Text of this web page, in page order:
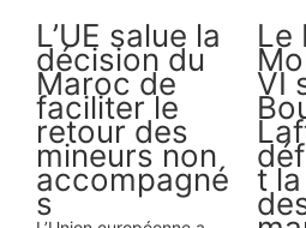
In "Moyen-Orient"